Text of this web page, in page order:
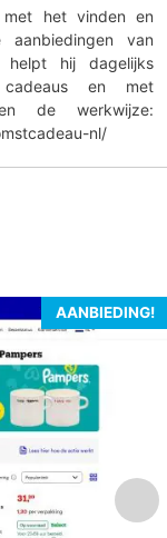
het vinden en
van
helpt hij dagelijks
cadeaus en met
de werkwijze:
nl/
AANBIEDING!